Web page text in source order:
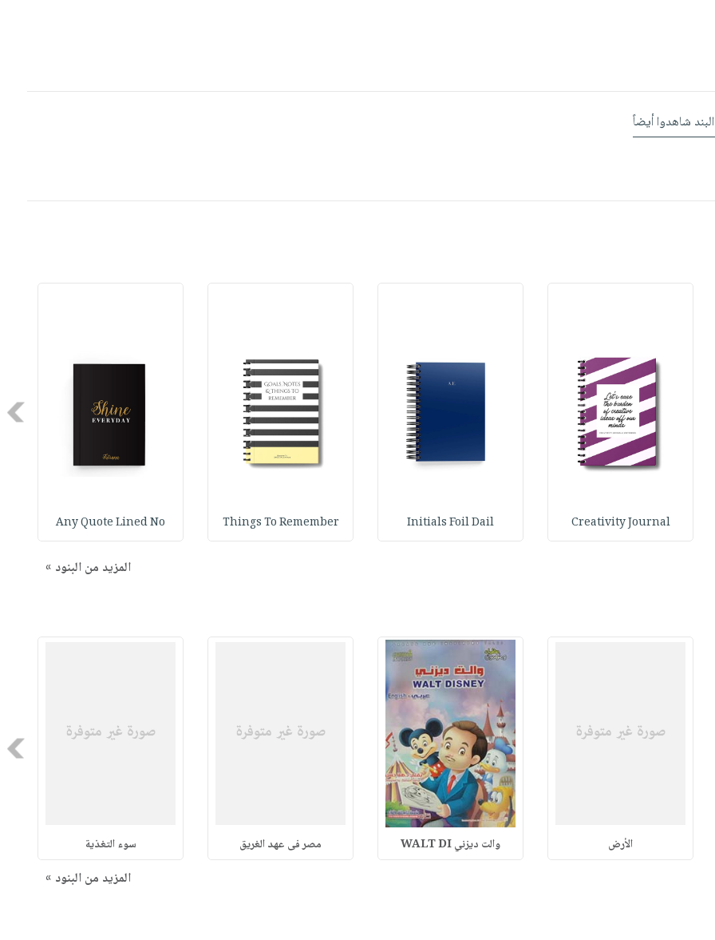
شاهدوا أيضاً
Creativity Journal
Initials Foil Dail
Things To Remember
Any Quote Lined No
المزيد من البنود »
الأرض والت ديزني WALT DI مصر فى عهد الغريق سوء التغذية
المزيد من البنود »